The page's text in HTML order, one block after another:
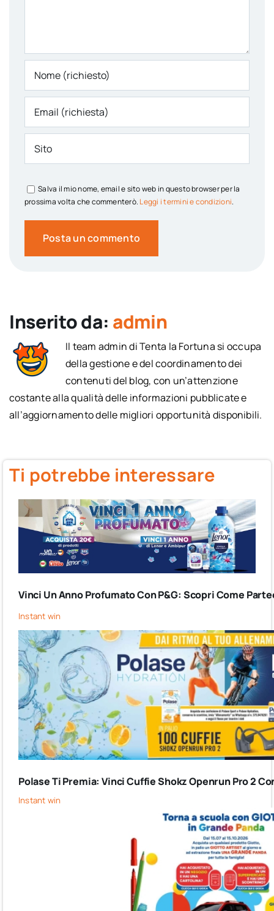
Salva il mio nome, email e sito web in questo browser per la
prossima volta che commenterò. Leggi i termini e condizioni.
Inserito da: admin
Il team admin di Tenta la Fortuna si occupa
della gestione e del coordinamento dei
contenuti del blog, con un’attenzione
costante alla qualità delle informazioni pubblicate e
all’aggiornamento delle migliori opportunità disponibili.
Ti potrebbe interessare
Vinci Un Anno Profumato Con P&G: Scopri Come
Instant win
Polase Ti Premia: Vinci Cuffie Shokz Openrun Pro 2
Instant win